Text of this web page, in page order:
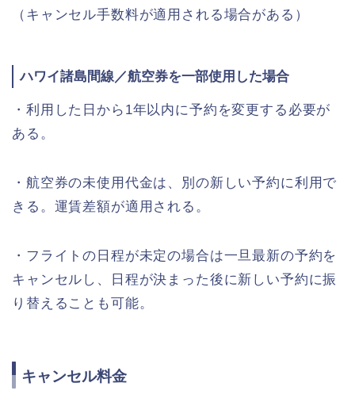
（キャンセル手数料が適用される場合がある）
ハワイ諸島間線／航空券を一部使用した場合
・利用した日から1年以内に予約を変更する必要が
ある。
・航空券の未使用代金は、別の新しい予約に利用で
きる。運賃差額が適用される。
・フライトの日程が未定の場合は一旦最新の予約を
キャンセルし、日程が決まった後に新しい予約に振
り替えることも可能。
キャンセル料金